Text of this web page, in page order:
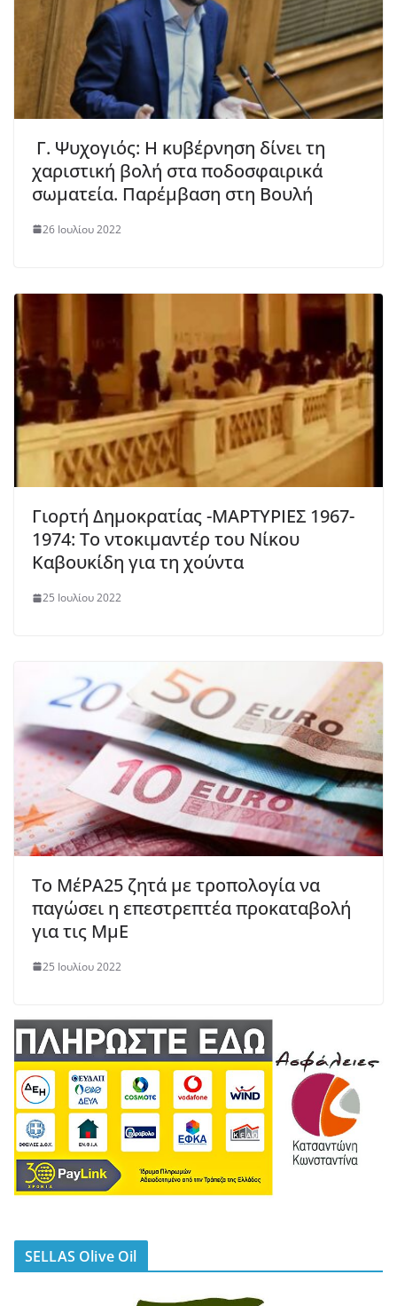
Γ. Ψυχογιός: Η κυβέρνηση δίνει τη
χαριστική βολή στα ποδοσφαιρικά
σωματεία. Παρέμβαση στη Βουλή
26 Ιουλίου 2022
Γιορτή Δημοκρατίας -ΜΑΡΤΥΡΙΕΣ 1967-
1974: Το ντοκιμαντέρ του Νίκου
Καβουκίδη για τη χούντα
25 Ιουλίου 2022
Το ΜέΡΑ25 ζητά με τροπολογία να
παγώσει η επεστρεπτέα προκαταβολή
για τις ΜμΕ
25 Ιουλίου 2022
SELLAS Olive Oil